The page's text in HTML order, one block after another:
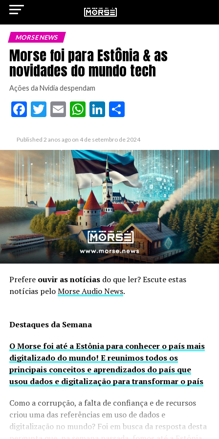
MORSE NEWS
Morse foi para Estônia & as
novidades do mundo tech
Ações da Nvidia despendam
Facebook
Twitter
EmailWhatsApp
LinkedIn
Share
Published 2 anos ago on 4 de setembro de 2024
Prefere ouvir as notíciasdo que ler? Escute estas
notícias peloMorse Audio News.
Destaques da Semana
O Morse foi até a Estônia para conhecer o país mais
digitalizado do mundo! E reunimos todos os
principais conceitos e aprendizados do país que
usou dados e digitalização para transformar o país
Como a corrupção, a falta de confiança e de recursos
criou uma das referências em uso de dados e
digitalização no mundo? Foi em busca da resposta desta